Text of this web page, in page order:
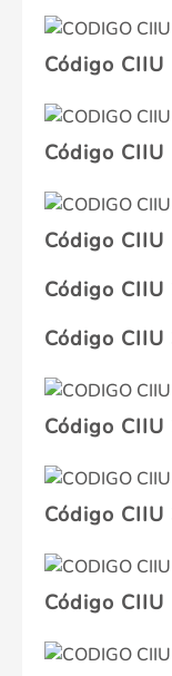
Código
Código
Código
Código
Código
Código
Código
Código